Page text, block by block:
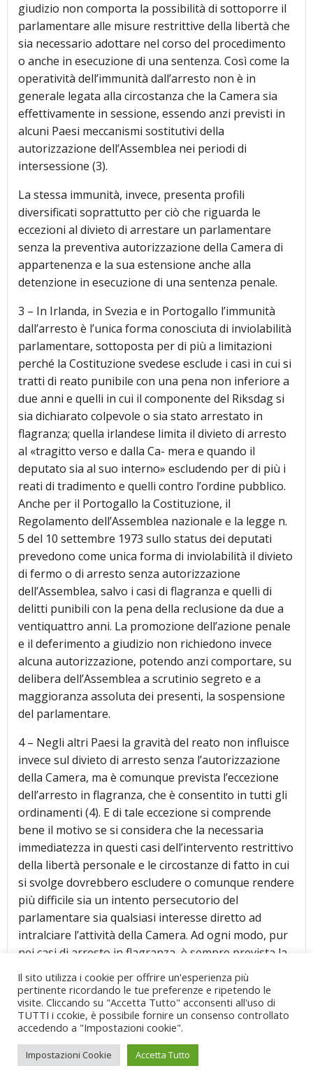
giudizio non comporta la possibilità di sottoporre il
parlamentare alle misure restrittive della libertà che
sia necessario adottare nel corso del procedimento
o anche in esecuzione di una sentenza. Così come la
operatività dell’immunità dall’arresto non è in
generale legata alla circostanza che la Camera sia
effettivamente in sessione, essendo anzi previsti in
alcuni Paesi meccanismi sostitutivi della
autorizzazione dell’Assemblea nei periodi di
intersessione (3).
La stessa immunità, invece, presenta profili
diversificati soprattutto per ciò che riguarda le
eccezioni al divieto di arrestare un parlamentare
senza la preventiva autorizzazione della Camera di
appartenenza e la sua estensione anche alla
detenzione in esecuzione di una sentenza penale.
3 – In Irlanda, in Svezia e in Portogallo l’immunità
dall’arresto è l’unica forma conosciuta di inviolabilità
parlamentare, sottoposta per di più a limitazioni
perché la Costituzione svedese esclude i casi in cui si
tratti di reato punibile con una pena non inferiore a
due anni e quelli in cui il componente del Riksdag si
sia dichiarato colpevole o sia stato arrestato in
flagranza; quella irlandese limita il divieto di arresto
al «tragitto verso e dalla Ca- mera e quando il
deputato sia al suo interno» escludendo per di più i
reati di tradimento e quelli contro l’ordine pubblico.
Anche per il Portogallo la Costituzione, il
Regolamento dell’Assemblea nazionale e la legge n.
5 del 10 settembre 1973 sullo status dei deputati
prevedono come unica forma di inviolabilità il divieto
di fermo o di arresto senza autorizzazione
dell’Assemblea, salvo i casi di flagranza e quelli di
delitti punibili con la pena della reclusione da due a
ventiquattro anni. La promozione dell’azione penale
e il deferimento a giudizio non richiedono invece
alcuna autorizzazione, potendo anzi comportare, su
delibera dell’Assemblea a scrutinio segreto e a
maggioranza assoluta dei presenti, la sospensione
del parlamentare.
4 – Negli altri Paesi la gravità del reato non influisce
invece sul divieto di arresto senza l’autorizzazione
della Camera, ma è comunque prevista l’eccezione
dell’arresto in flagranza, che è consentito in tutti gli
ordinamenti (4). E di tale eccezione si comprende
bene il motivo se si considera che la necessaria
immediatezza in questi casi dell’intervento restrittivo
della libertà personale e le circostanze di fatto in cui
si svolge dovrebbero escludere o comunque rendere
più difficile sia un intento persecutorio del
parlamentare sia qualsiasi interesse diretto ad
intralciare l’attività della Camera. Ad ogni modo, pur
nei casi di arresto in flagranza, è sempre prevista la
possibilità che la Camera richieda la sospensione
della misura restrittiva della libertà personale: così,
per esempio, in Austria, l’autorità che procede
all’arresto deve notificare la misura al Nationalrat,
nei periodi di intercessione, per il tramite di una
Il sito utilizza i cookie per offrire un'esperienza più
pertinente ricordando le tue preferenze e ripetendo le
visite. Cliccando su "Accetta Tutto" acconsenti all'uso di
TUTTI i ccokie, è possibile fornire un consenso controllato
accedendo a "Impostazioni cookie".
Impostazioni Cookie Accetta Tutto